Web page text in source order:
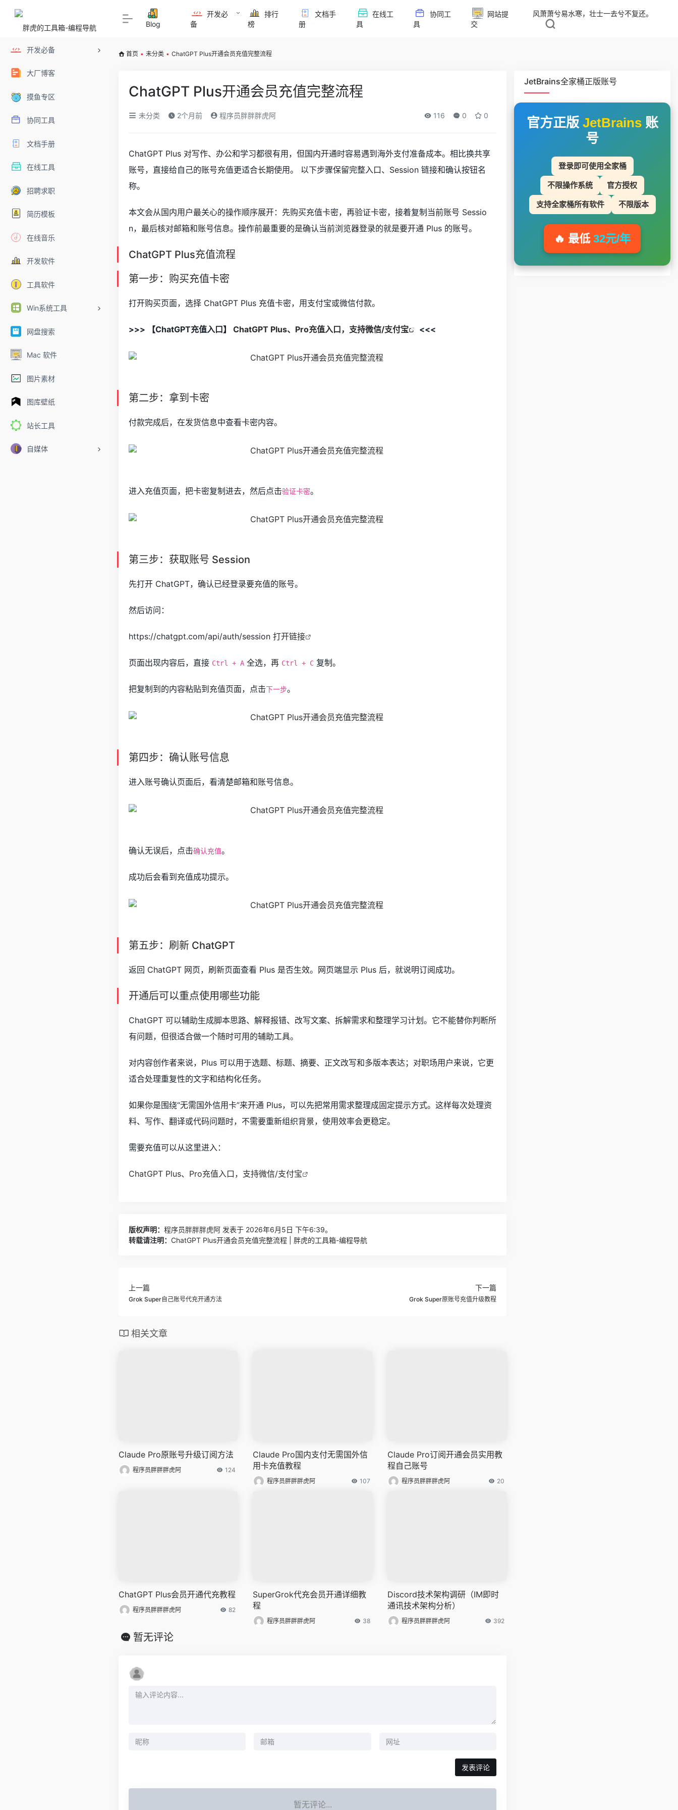
开发必备
大厂博客
摸鱼专区
协同工具
文档手册
在线工具
招聘求职
简历模板
在线音乐
开发软件
工具软件
Win系统工具
网盘搜索
Mac 软件
图片素材
图库壁纸
站长工具
自媒体
Blog
开发必
备
排行
榜
文档手
册
在线工
具
协同工
具
网站提
交
风萧萧兮易水寒，壮士一去兮不复还。
首页 • 未分类 • ChatGPT Plus开通会员充值完整流程
ChatGPT Plus开通会员充值完整流程
未分类 2个月前 程序员胖胖胖虎阿 116 0 0
ChatGPT Plus 对写作、办公和学习都很有用，但国内开通时容易遇到海外支付准备成本。相比换共享
账号，直接给自己的账号充值更适合长期使用。 以下步骤保留完整入口、Session 链接和确认按钮名
称。
本文会从国内用户最关心的操作顺序展开：先购买充值卡密，再验证卡密，接着复制当前账号 Sessio
n，最后核对邮箱和账号信息。操作前最重要的是确认当前浏览器登录的就是要开通 Plus 的账号。
ChatGPT Plus充值流程
第一步：购买充值卡密
打开购买页面，选择 ChatGPT Plus 充值卡密，用支付宝或微信付款。
>>> 【ChatGPT充值入口】 ChatGPT Plus、Pro充值入口，支持微信/支付宝 <<<
第二步：拿到卡密
付款完成后，在发货信息中查看卡密内容。
进入充值页面，把卡密复制进去，然后点击验证卡密。
第三步：获取账号 Session
先打开 ChatGPT，确认已经登录要充值的账号。
然后访问：
https://chatgpt.com/api/auth/session 打开链接
页面出现内容后，直接 Ctrl + A 全选，再 Ctrl + C 复制。
把复制到的内容粘贴到充值页面，点击下一步。
第四步：确认账号信息
进入账号确认页面后，看清楚邮箱和账号信息。
确认无误后，点击确认充值。
成功后会看到充值成功提示。
第五步：刷新 ChatGPT
返回 ChatGPT 网页，刷新页面查看 Plus 是否生效。网页端显示 Plus 后，就说明订阅成功。
开通后可以重点使用哪些功能
ChatGPT 可以辅助生成脚本思路、解释报错、改写文案、拆解需求和整理学习计划。它不能替你判断所
有问题，但很适合做一个随时可用的辅助工具。
对内容创作者来说，Plus 可以用于选题、标题、摘要、正文改写和多版本表达；对职场用户来说，它更
适合处理重复性的文字和结构化任务。
如果你是围绕“无需国外信用卡”来开通 Plus，可以先把常用需求整理成固定提示方式。这样每次处理资
料、写作、翻译或代码问题时，不需要重新组织背景，使用效率会更稳定。
需要充值可以从这里进入：
ChatGPT Plus、Pro充值入口，支持微信/支付宝
版权声明： 程序员胖胖胖虎阿 发表于 2026年6月5日 下午6:39。
转载请注明： ChatGPT Plus开通会员充值完整流程 | 胖虎的工具箱-编程导航
上一篇
Grok Super自己账号代充开通方法
下一篇
Grok Super原账号充值升级教程
相关文章
Claude Pro原账号升级订阅方法
程序员胖胖胖虎阿 124
Claude Pro国内支付无需国外信
用卡充值教程
程序员胖胖胖虎阿 107
Claude Pro订阅开通会员实用教
程自己账号
程序员胖胖胖虎阿 20
ChatGPT Plus会员开通代充教程
程序员胖胖胖虎阿 82
SuperGrok代充会员开通详细教
程
程序员胖胖胖虎阿 38
Discord技术架构调研（IM即时
通讯技术架构分析）
程序员胖胖胖虎阿 392
暂无评论
暂无评论...
JetBrains全家桶正版账号
官方正版 JetBrains账
号
登录即可使用全家桶
不限操作系统 官方授权
支持全家桶所有软件 不限版本
🔥 最低 32元/年